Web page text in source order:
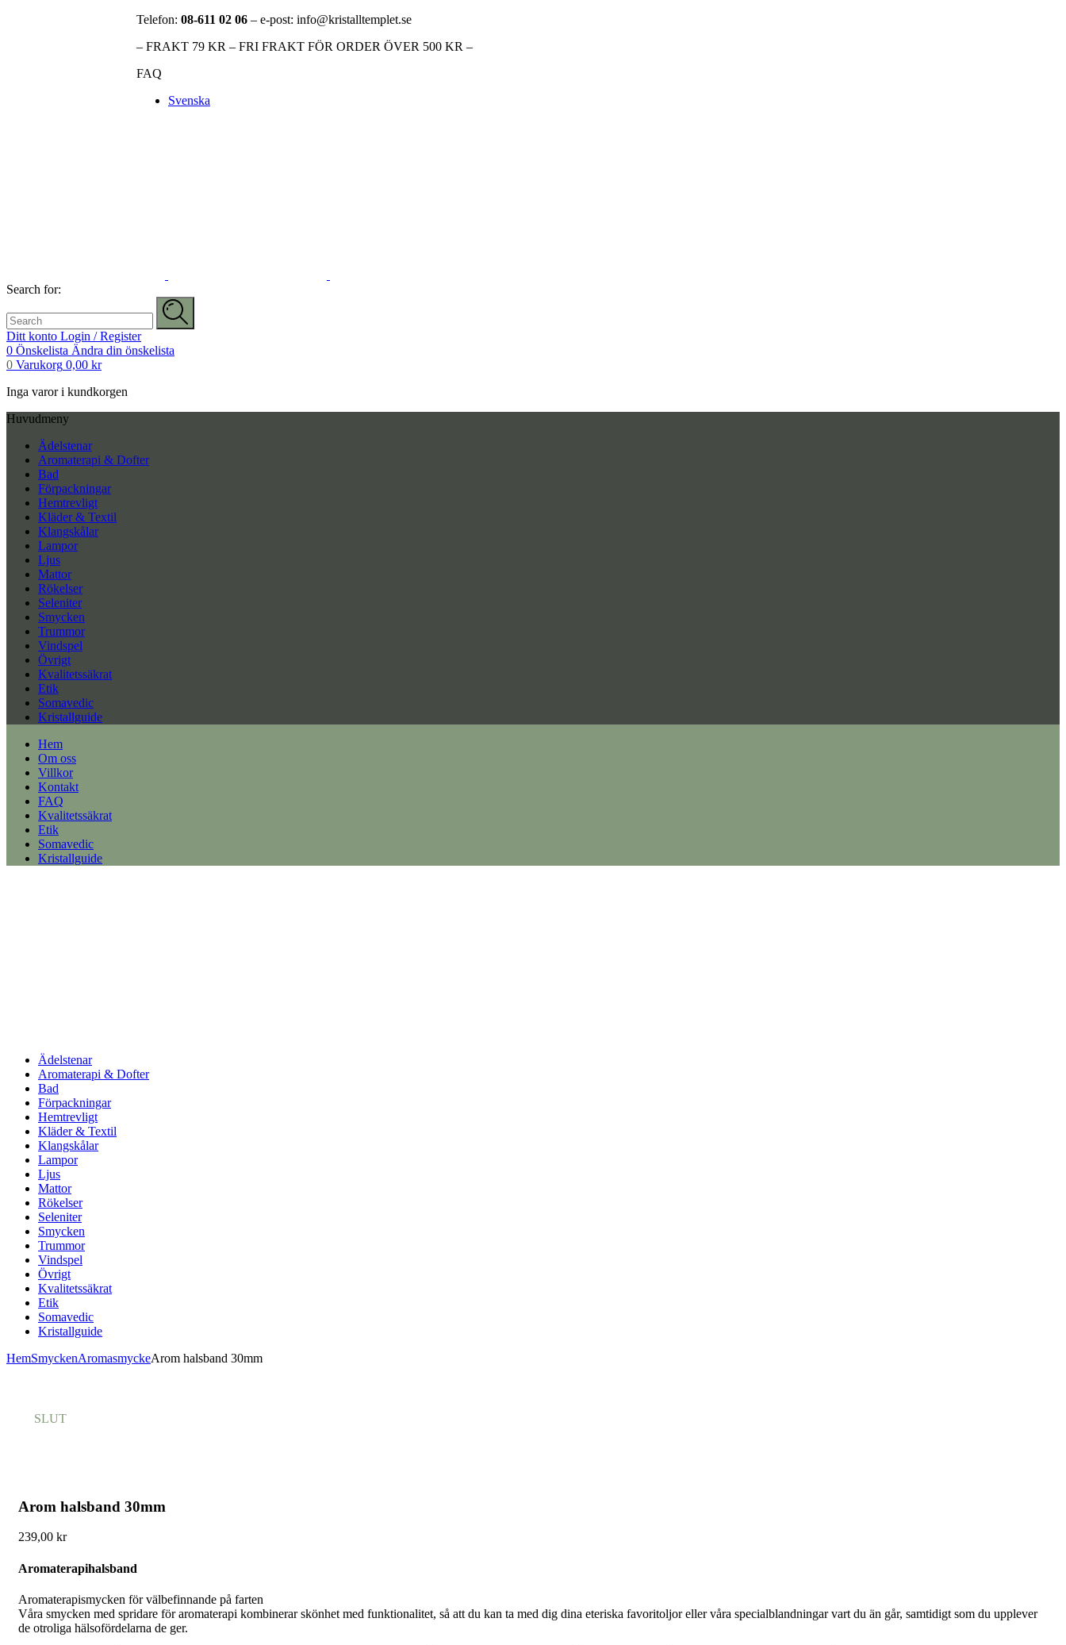
Telefon: 08-611 02 06 – e-post: info@kristalltemplet.se
– FRAKT 79 KR – FRI FRAKT FÖR ORDER ÖVER 500 KR –
FAQ
Svenska
Search for:
Ditt konto Login / Register
0 Önskelista Ändra din önskelista
0 Varukorg 0,00 kr
Inga varor i kundkorgen
Huvudmeny
Ädelstenar
Aromaterapi & Dofter
Bad
Förpackningar
Hemtrevligt
Kläder & Textil
Klangskålar
Lampor
Ljus
Mattor
Rökelser
Seleniter
Smycken
Trummor
Vindspel
Övrigt
Kvalitetssäkrat
Etik
Somavedic
Kristallguide
Hem
Om oss
Villkor
Kontakt
FAQ
Kvalitetssäkrat
Etik
Somavedic
Kristallguide
Ädelstenar
Aromaterapi & Dofter
Bad
Förpackningar
Hemtrevligt
Kläder & Textil
Klangskålar
Lampor
Ljus
Mattor
Rökelser
Seleniter
Smycken
Trummor
Vindspel
Övrigt
Kvalitetssäkrat
Etik
Somavedic
Kristallguide
HemSmyckenAromasmyckeArom halsband 30mm
SLUT
Arom halsband 30mm
239,00 kr
Aromaterapihalsband
Aromaterapismycken för välbefinnande på farten
Våra smycken med spridare för aromaterapi kombinerar skönhet med funktionalitet, så att du kan ta med dig dina eteriska favoritoljor eller våra specialblandningar vart du än går, samtidigt som du upplever
de otroliga hälsofördelarna de ger.